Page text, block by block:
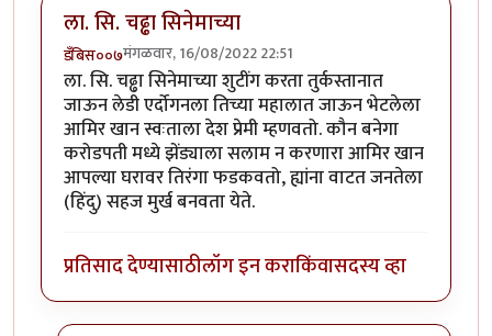
ला. सि. चढ्ढा सिनेमाच्या
डँबिस००७मंगळवार, 16/08/2022 22:51
ला. सि. चढ्ढा सिनेमाच्या शुटींग करता तुर्कस्तानात
जाऊन लेडी एर्दोगनला तिच्या महालात जाऊन भेटलेला
आमिर खान स्वःताला देश प्रेमी म्हणवतो. कौन बनेगा
करोडपती मध्ये झेंड्याला सलाम न करणारा आमिर खान
आपल्या घरावर तिरंगा फडकवतो, ह्यांना वाटत जनतेला
(हिंदु) सहज मुर्ख बनवता येते.
प्रतिसाद देण्यासाठीलॉग इन कराकिंवासदस्य व्हा